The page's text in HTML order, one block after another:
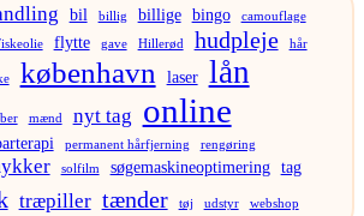
bil billig billige bingo camouflage
flytte gave Hillerød hudpleje hår
københavn laser lån
mænd nyt tag online
permanent hårfjerning
rengøring
solfilm søgemaskineoptimering tag
træpiller tænder tøj udstyr webshop